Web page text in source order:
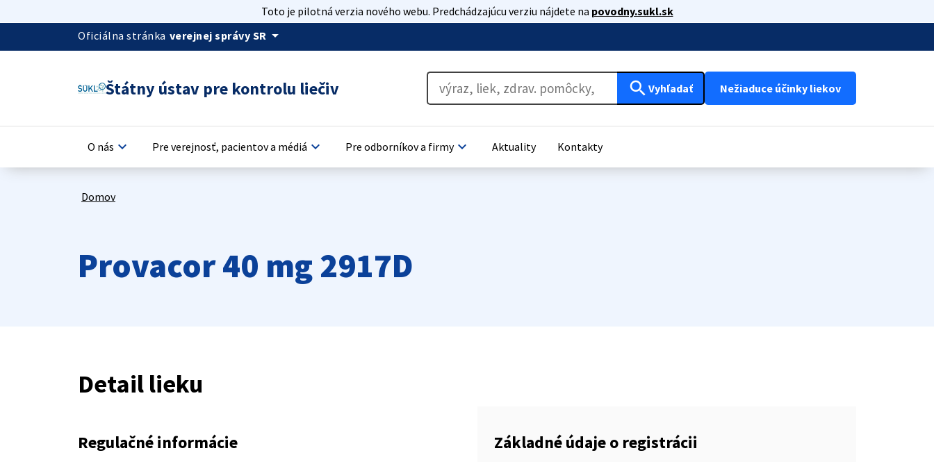
Toto je pilotná verzia nového webu. Predchádzajúcu verziu nájdete na povodny.sukl.sk
Oficiálna stránka verejnej správy SR arrow_drop_down
Štátny ústav pre kontrolu liečiv search Vyhľadať Nežiaduce účinky liekov
O nás keyboard_arrow_down Pre verejnosť, pacientov a médiá keyboard_arrow_down Pre odborníkov a firmykeyboard_arrow_down Aktuality Kontakty
Domov
Provacor 40 mg 2917D
Detail lieku
Regulačné informácie Základné údaje o registrácii